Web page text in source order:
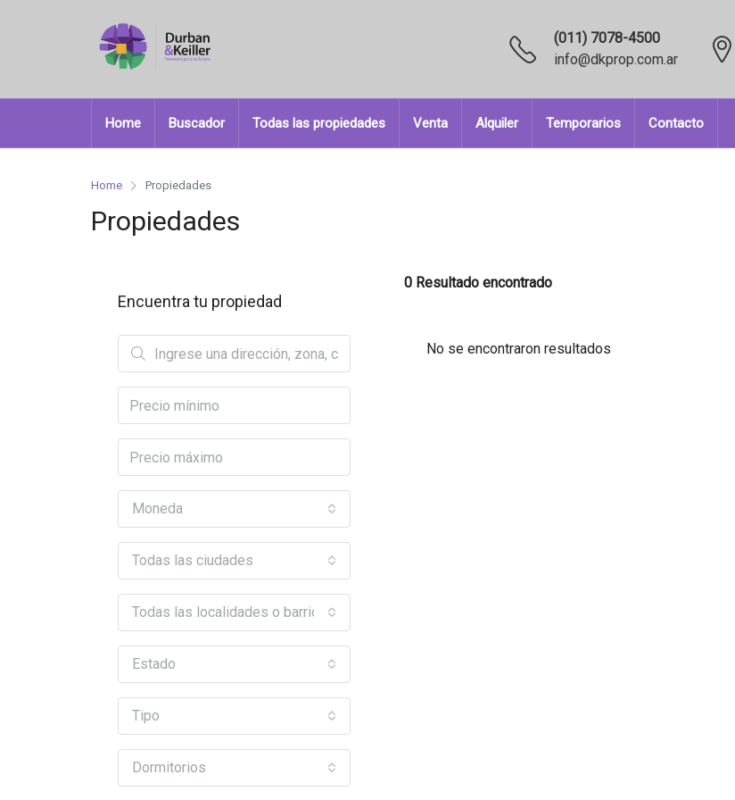
(011) 7078-4500
info@dkprop.com.ar
Home Buscador Todas las propiedades Venta Alquiler Temporarios Contacto
Home Propiedades
Propiedades
0 Resultado encontrado
No se encontraron resultados
Encuentra tu propiedad
Moneda
Todas las ciudades
Todas las localidades o barrios
Estado
Tipo
Dormitorios